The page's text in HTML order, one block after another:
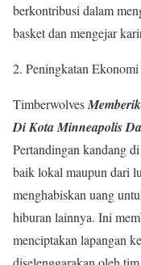
berkontribusi dalam
basket dan mengejar
2. Peningkatan
Timberwolves
Di Kota Minneapolis
Pertandingan kandang
baik lokal maupun dari
menghabiskan uang
hiburan lainnya. Ini
menciptakan lapangan